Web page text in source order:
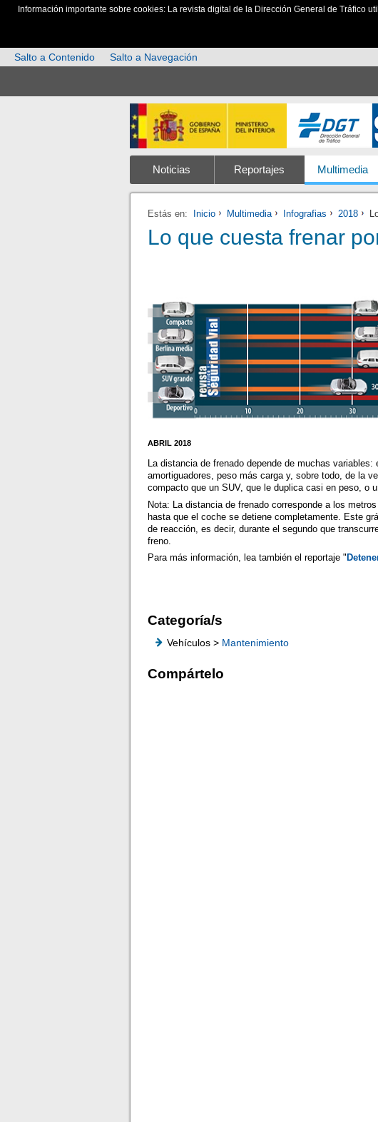
Información importante sobre cookies: La revista digital de la Dirección General de Tráfico
Salto a Contenido
Salto a Navegación
Noticias Reportajes Multimedia
Estás en: Inicio Multimedia Infografias 2018
Lo que cuesta frenar
ABRIL 2018
La distancia de frenado depende de muchas
amortiguadores, peso más carga y, sobre todo, de la
compacto que un SUV, que le duplica casi en peso, o
Nota: La distancia de frenado corresponde a los
hasta que el coche se detiene completamente. Este
de reacción, es decir, durante el segundo que
freno.
Para más información, lea también el reportaje "
Categoría/s
Vehículos > Mantenimiento
Compártelo